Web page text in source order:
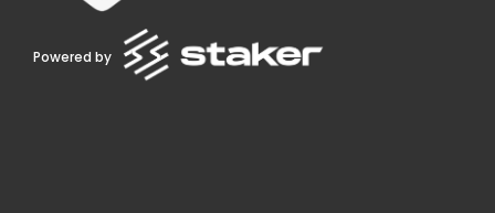
Powered by